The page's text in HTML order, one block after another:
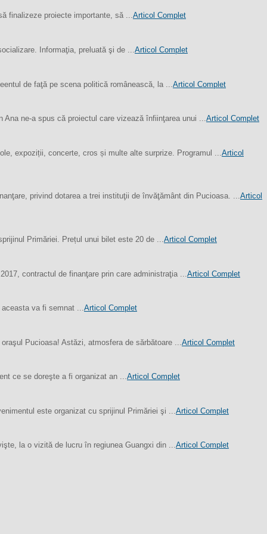
finalizeze proiecte importante, să ...Articol Complet
Informaţia, preluată şi de ... Articol Complet
de faţă pe scena politică românească, la ... Articol Complet
ne-a spus că proiectul care vizează înfiinţarea unui ...Articol Complet
expoziții, concerte, cros și multe alte surprize. Programul ... Articol
privind dotarea a trei instituţii de învăţământ din Pucioasa. ...Articol
Primăriei. Prețul unui bilet este 20 de ... Articol Complet
contractul de finanţare prin care administraţia ... Articol Complet
va fi semnat ...Articol Complet
Pucioasa! Astăzi, atmosfera de sărbătoare ... Articol Complet
ce se doreşte a fi organizat an ...Articol Complet
este organizat cu sprijinul Primăriei şi ... Articol Complet
la o vizită de lucru în regiunea Guangxi din ...Articol Complet